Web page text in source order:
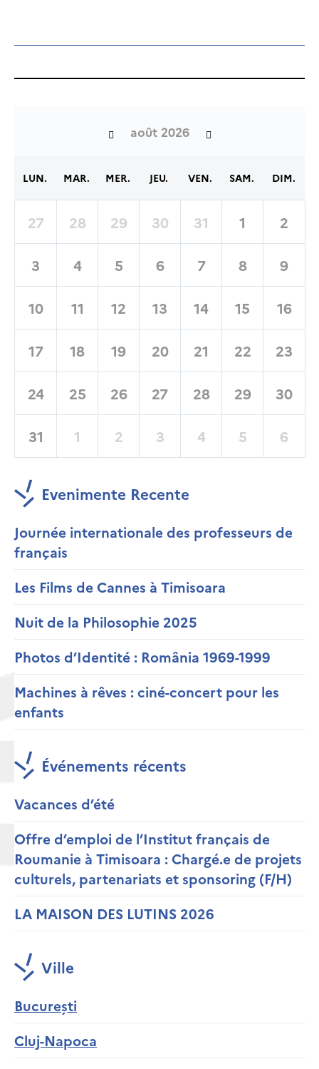
août 2026
LUN. MAR. MER. JEU. VEN. SAM. DIM.
27 28 29 30 31 1 2
3 4 5 6 7 8 9
10 11 12 13 14 15 16
17 18 19 20 21 22 23
24 25 26 27 28 29 30
31 1 2 3 4 5 6
Evenimente Recente
Journée internationale des professeurs de
français
Les Films de Cannes à Timisoara
Nuit de la Philosophie 2025
Photos d’Identité : România 1969-1999
Machines à rêves : ciné-concert pour les
enfants
Événements récents
Vacances d’été
Offre d’emploi de l’Institut français de
Roumanie à Timisoara : Chargé.e de projets
culturels, partenariats et sponsoring (F/H)
LA MAISON DES LUTINS 2026
Ville
București
Cluj-Napoca